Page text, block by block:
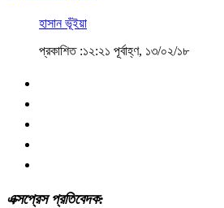
হাসান ভূঁইয়া
প্রকাশিত :১২:২১ পূর্বাহ্ণ, ১৩/০২/১৮
এক্সপ্রেস প্রতিবেদক: